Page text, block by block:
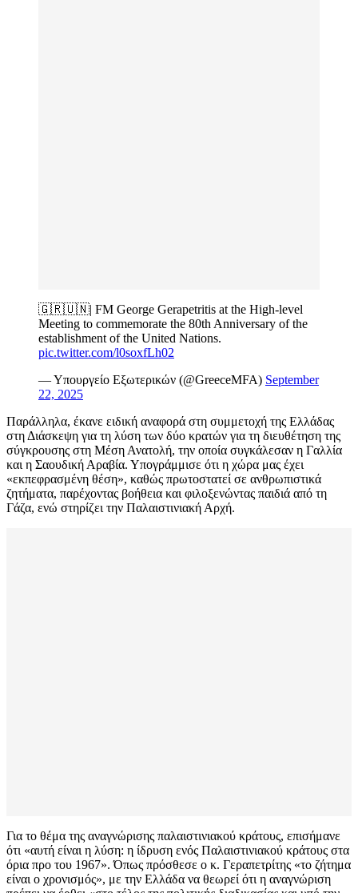
🇬🇷🇺🇳| FM George Gerapetritis at the High-level
Meeting to commemorate the 80th Anniversary of the
establishment of the United Nations.
pic.twitter.com/l0soxfLh02
— Υπουργείο Εξωτερικών (@GreeceMFA) September
22, 2025
Παράλληλα, έκανε ειδική αναφορά στη συμμετοχή της Ελλάδας
στη Διάσκεψη για τη λύση των δύο κρατών για τη διευθέτηση της
σύγκρουσης στη Μέση Ανατολή, την οποία συγκάλεσαν η Γαλλία
και η Σαουδική Αραβία. Υπογράμμισε ότι η χώρα μας έχει
«εκπεφρασμένη θέση», καθώς πρωτοστατεί σε ανθρωπιστικά
ζητήματα, παρέχοντας βοήθεια και φιλοξενώντας παιδιά από τη
Γάζα, ενώ στηρίζει την Παλαιστινιακή Αρχή.
Για το θέμα της αναγνώρισης παλαιστινιακού κράτους, επισήμανε
ότι «αυτή είναι η λύση: η ίδρυση ενός Παλαιστινιακού κράτους στα
όρια προ του 1967». Όπως πρόσθεσε ο κ. Γεραπετρίτης «το ζήτημα
είναι ο χρονισμός», με την Ελλάδα να θεωρεί ότι η αναγνώριση